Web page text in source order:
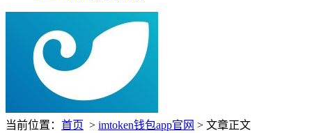
当前位置： 首页 > imtoken钱包app官网 > 文章正文